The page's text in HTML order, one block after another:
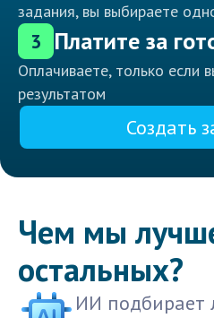
задания, вы выбираете
3 Платите за
Оплачиваете, только если
результатом
Создать
Чем мы
остальных?
ИИ подбирает